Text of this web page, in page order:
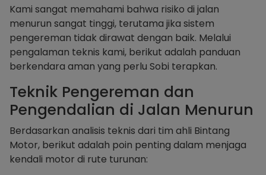
Kami sangat memahami bahwa risiko di jalan
menurun sangat tinggi, terutama jika sistem
pengereman tidak dirawat dengan baik. Melalui
pengalaman teknis kami, berikut adalah panduan
berkendara aman yang perlu Sobi terapkan.
Teknik Pengereman dan
Pengendalian di Jalan Menurun
Berdasarkan analisis teknis dari tim ahli Bintang
Motor, berikut adalah poin penting dalam menjaga
kendali motor di rute turunan: